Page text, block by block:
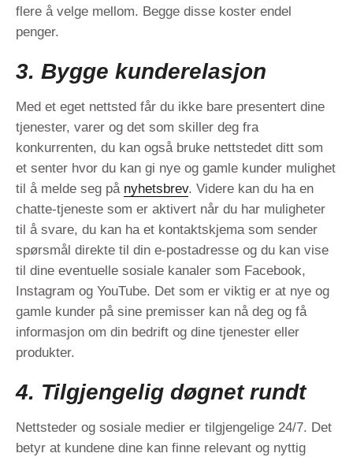
flere å velge mellom. Begge disse koster endel
penger.
3. Bygge kunderelasjon
Med et eget nettsted får du ikke bare presentert dine
tjenester, varer og det som skiller deg fra
konkurrenten, du kan også bruke nettstedet ditt som
et senter hvor du kan gi nye og gamle kunder mulighet
til å melde seg på nyhetsbrev. Videre kan du ha en
chatte-tjeneste som er aktivert når du har muligheter
til å svare, du kan ha et kontaktskjema som sender
spørsmål direkte til din e-postadresse og du kan vise
til dine eventuelle sosiale kanaler som Facebook,
Instagram og YouTube. Det som er viktig er at nye og
gamle kunder på sine premisser kan nå deg og få
informasjon om din bedrift og dine tjenester eller
produkter.
4. Tilgjengelig døgnet rundt
Nettsteder og sosiale medier er tilgjengelige 24/7. Det
betyr at kundene dine kan finne relevant og nyttig